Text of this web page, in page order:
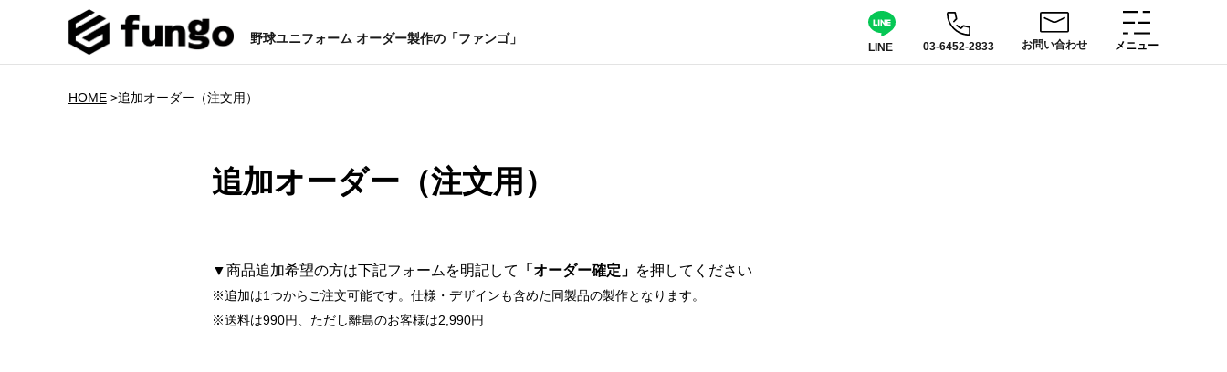
野球ユニフォーム オーダー製作の「ファンゴ」
LINE 03-6452-2833 お問い合わせ メニュー
HOME>追加オーダー（注文用）
追加オーダー（注文用）
▼商品追加希望の方は下記フォームを明記して 「オーダー確定」 を押してください
※追加は1つからご注文可能です。仕様・デザインも含めた同製品の製作となります。
※送料は990円、ただし離島のお客様は2,990円